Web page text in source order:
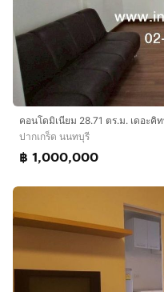
ปากเกร็ด นนทบุรี
฿ 1,000,000